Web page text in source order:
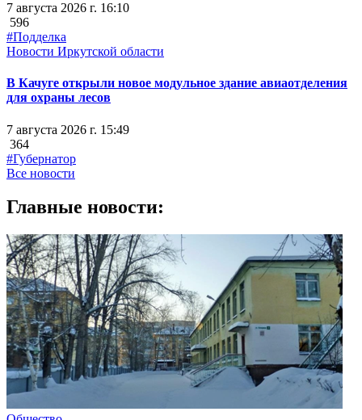
7 августа 2026 г. 16:10
596
#Подделка
Новости Иркутской области
В Качуге открыли новое модульное здание авиаотделения
для охраны лесов
7 августа 2026 г. 15:49
364
#Губернатор
Все новости
Главные новости: